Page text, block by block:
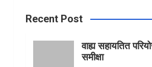
e t
Recent Post
वाह्य सहायतित
समीक्षा